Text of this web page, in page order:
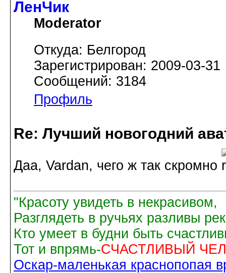
ЛенЧик
Moderator
Откуда: Белгород
Зарегистрирован: 2009-03-31
Сообщений: 3184
Профиль
Re: Лучший новогодний
Дaa, Vardan, чeго ж тaк скромно
"Красоту увидеть в некрасивом,
Разглядеть в ручьях разливы
Кто умеет в будни быть
Тот и впрямь-СЧАСТЛИВЫЙ
Оскар-маленькая краснопопая